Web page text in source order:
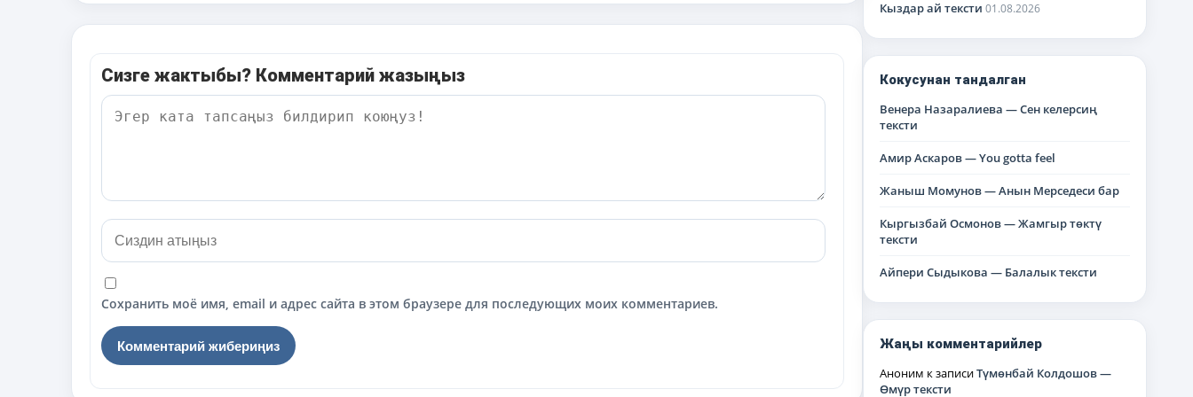
Кыздар ай тексти 01.08.2026
Кокусунан тандалган
Венера Назаралиева — Сен келерсиң
тексти
Амир Аскаров — You gotta feel
Жаныш Момунов — Анын Мерседеси бар
Кыргызбай Осмонов — Жамгыр төктү
тексти
Айпери Сыдыкова — Балалык тексти
Жаңы комментарийлер
Аноним к записиТүмөнбай Колдошов —
Өмүр тексти
Сизге жактыбы? Комментарий жазыңыз
Сохранить моё имя, email и адрес сайта в этом браузере для последующих моих комментариев.